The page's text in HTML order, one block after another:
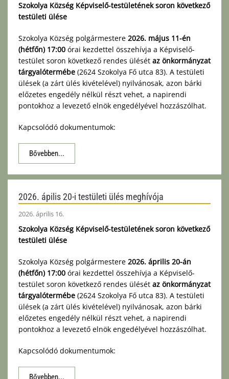
Szokolya Község Képviselő-testületének soron következő
testületi ülése
Szokolya Község polgármestere 2026. május 11-én
(hétfőn) 17:00 órai kezdettel összehívja a Képviselő-
testület soron következő rendes ülését az önkormányzat
tárgyalótermébe (2624 Szokolya Fő utca 83). A testületi
ülések (a zárt ülés kivételével) nyilvánosak, azon bárki
előzetes engedély nélkül részt vehet, a napirendi
pontokhoz a levezető elnök engedélyével hozzászólhat.
Kapcsolódó dokumentumok:
Bővebben...
2026. ápilis 20-i testületi ülés meghívója
2026. április 16.
Szokolya Község Képviselő-testületének soron következő
testületi ülése
Szokolya Község polgármestere 2026. április 20-án
(hétfőn) 17:00 órai kezdettel összehívja a Képviselő-
testület soron következő rendes ülését az önkormányzat
tárgyalótermébe (2624 Szokolya Fő utca 83). A testületi
ülések (a zárt ülés kivételével) nyilvánosak, azon bárki
előzetes engedély nélkül részt vehet, a napirendi
pontokhoz a levezető elnök engedélyével hozzászólhat.
Kapcsolódó dokumentumok:
Bővebben...